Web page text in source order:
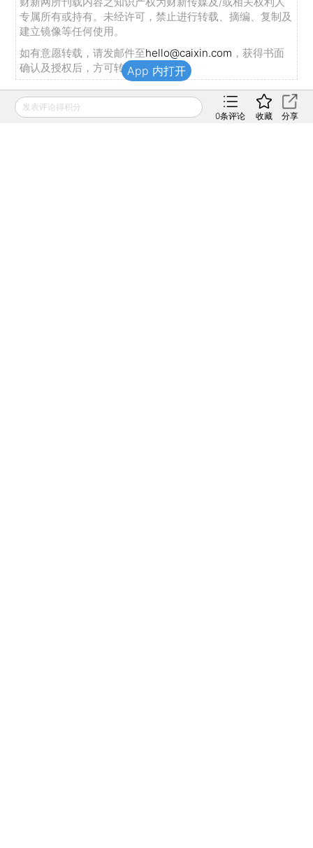
专属所有或持有。未经许可，禁止进行转载、摘编、复制及
建立镜像等任何使用。
如有意愿转载，请发邮件至hello@caixin.com ，获得书面
确认及授权后，方可转载。
推荐阅读
发表评论得积分
0条评论 收藏 分享
App 内打开